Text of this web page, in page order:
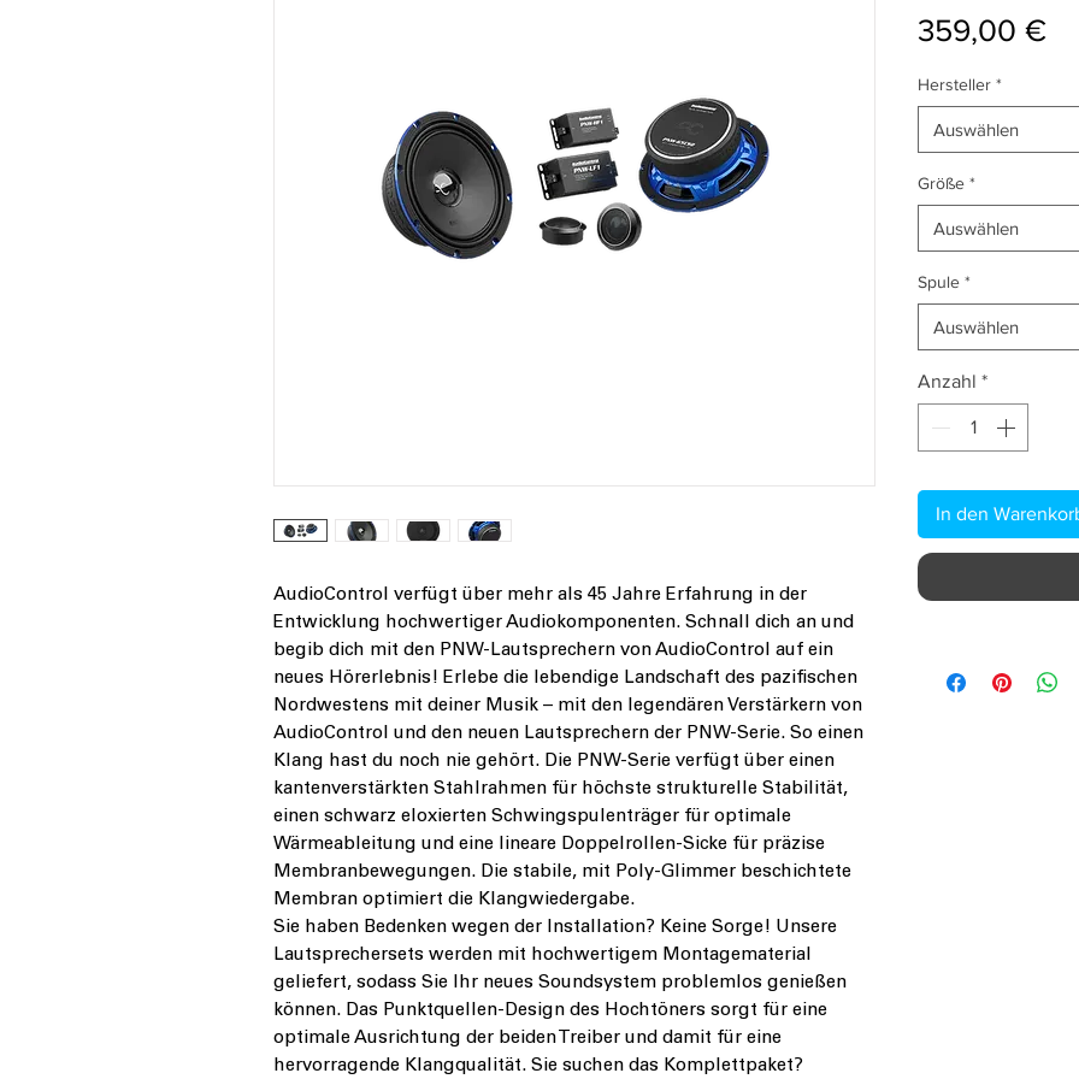
AudioControl verfügt über mehr als 45 Jahre Erfahrung in der
Entwicklung hochwertiger Audiokomponenten. Schnall dich an und
begib dich mit den PNW-Lautsprechern von AudioControl auf ein
neues Hörerlebnis! Erlebe die lebendige Landschaft des pazifischen
Nordwestens mit deiner Musik – mit den legendären Verstärkern von
AudioControl und den neuen Lautsprechern der PNW-Serie. So einen
Klang hast du noch nie gehört. Die PNW-Serie verfügt über einen
kantenverstärkten Stahlrahmen für höchste strukturelle Stabilität,
einen schwarz eloxierten Schwingspulenträger für optimale
Wärmeableitung und eine lineare Doppelrollen-Sicke für präzise
Membranbewegungen. Die stabile, mit Poly-Glimmer beschichtete
Membran optimiert die Klangwiedergabe.
Sie haben Bedenken wegen der Installation? Keine Sorge! Unsere
Lautsprechersets werden mit hochwertigem Montagematerial
geliefert, sodass Sie Ihr neues Soundsystem problemlos genießen
können. Das Punktquellen-Design des Hochtöners sorgt für eine
optimale Ausrichtung der beiden Treiber und damit für eine
hervorragende Klangqualität. Sie suchen das Komplettpaket?
359,00 €
Hersteller *
Auswählen
Größe *
Auswählen
Spule *
Auswählen
Anzahl *
In den